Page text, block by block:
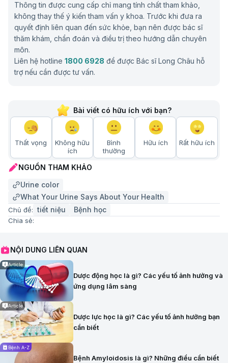
Thông tin được cung cấp chỉ mang tính chất tham khảo,
không thay thế ý kiến tham vấn y khoa. Trước khi đưa ra
quyết định liên quan đến sức khỏe, bạn nên được bác sĩ
thăm khám, chẩn đoán và điều trị theo hướng dẫn chuyên
môn.
Liên hệ hotline 1800 6928 để được Bác sĩ Long Châu hỗ
trợ nếu cần được tư vấn.
Bài viết có hữu ích với bạn?
Thất vọng
Không hữu
ích
Bình
thường
Hữu ích Rất hữu ích
NGUỒN THAM KHẢO
Urine color
What Your Urine Says About Your Health
Chủ đề: tiết niệu Bệnh học
Chia sẻ:
NỘI DUNG LIÊN QUAN
Article
Dược động học là gì? Các yếu tố ảnh hưởng và
ứng dụng lâm sàng
Article
Dược lực học là gì? Các yếu tố ảnh hưởng bạn
cần biết
Bệnh A-Z
Bệnh Amyloidosis là gì? Những điều cần biết